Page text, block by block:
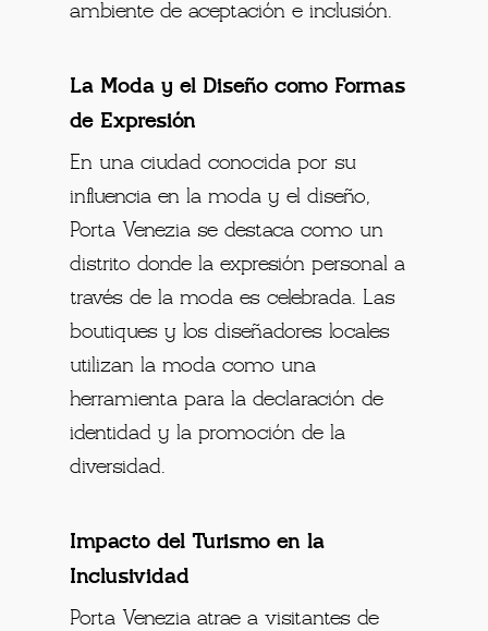
ambiente de aceptación e inclusión.
La Moda y el Diseño como Formas
de Expresión
En una ciudad conocida por su
influencia en la moda y el diseño,
Porta Venezia se destaca como un
distrito donde la expresión personal a
través de la moda es celebrada. Las
boutiques y los diseñadores locales
utilizan la moda como una
herramienta para la declaración de
identidad y la promoción de la
diversidad.
Impacto del Turismo en la
Inclusividad
Porta Venezia atrae a visitantes de